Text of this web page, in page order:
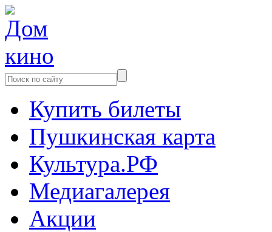
Купить билеты
Пушкинская карта
Культура.РФ
Медиагалерея
Акции